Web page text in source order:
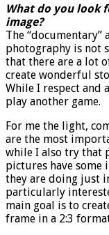
What do you look
image?
The “documentary”
photography is not
that there are a lot
create wonderful
While I respect and
play another game.
For me the light,
are the most
while I also try that
pictures have
they are doing just
particularly
main goal is to
frame in a 2:3